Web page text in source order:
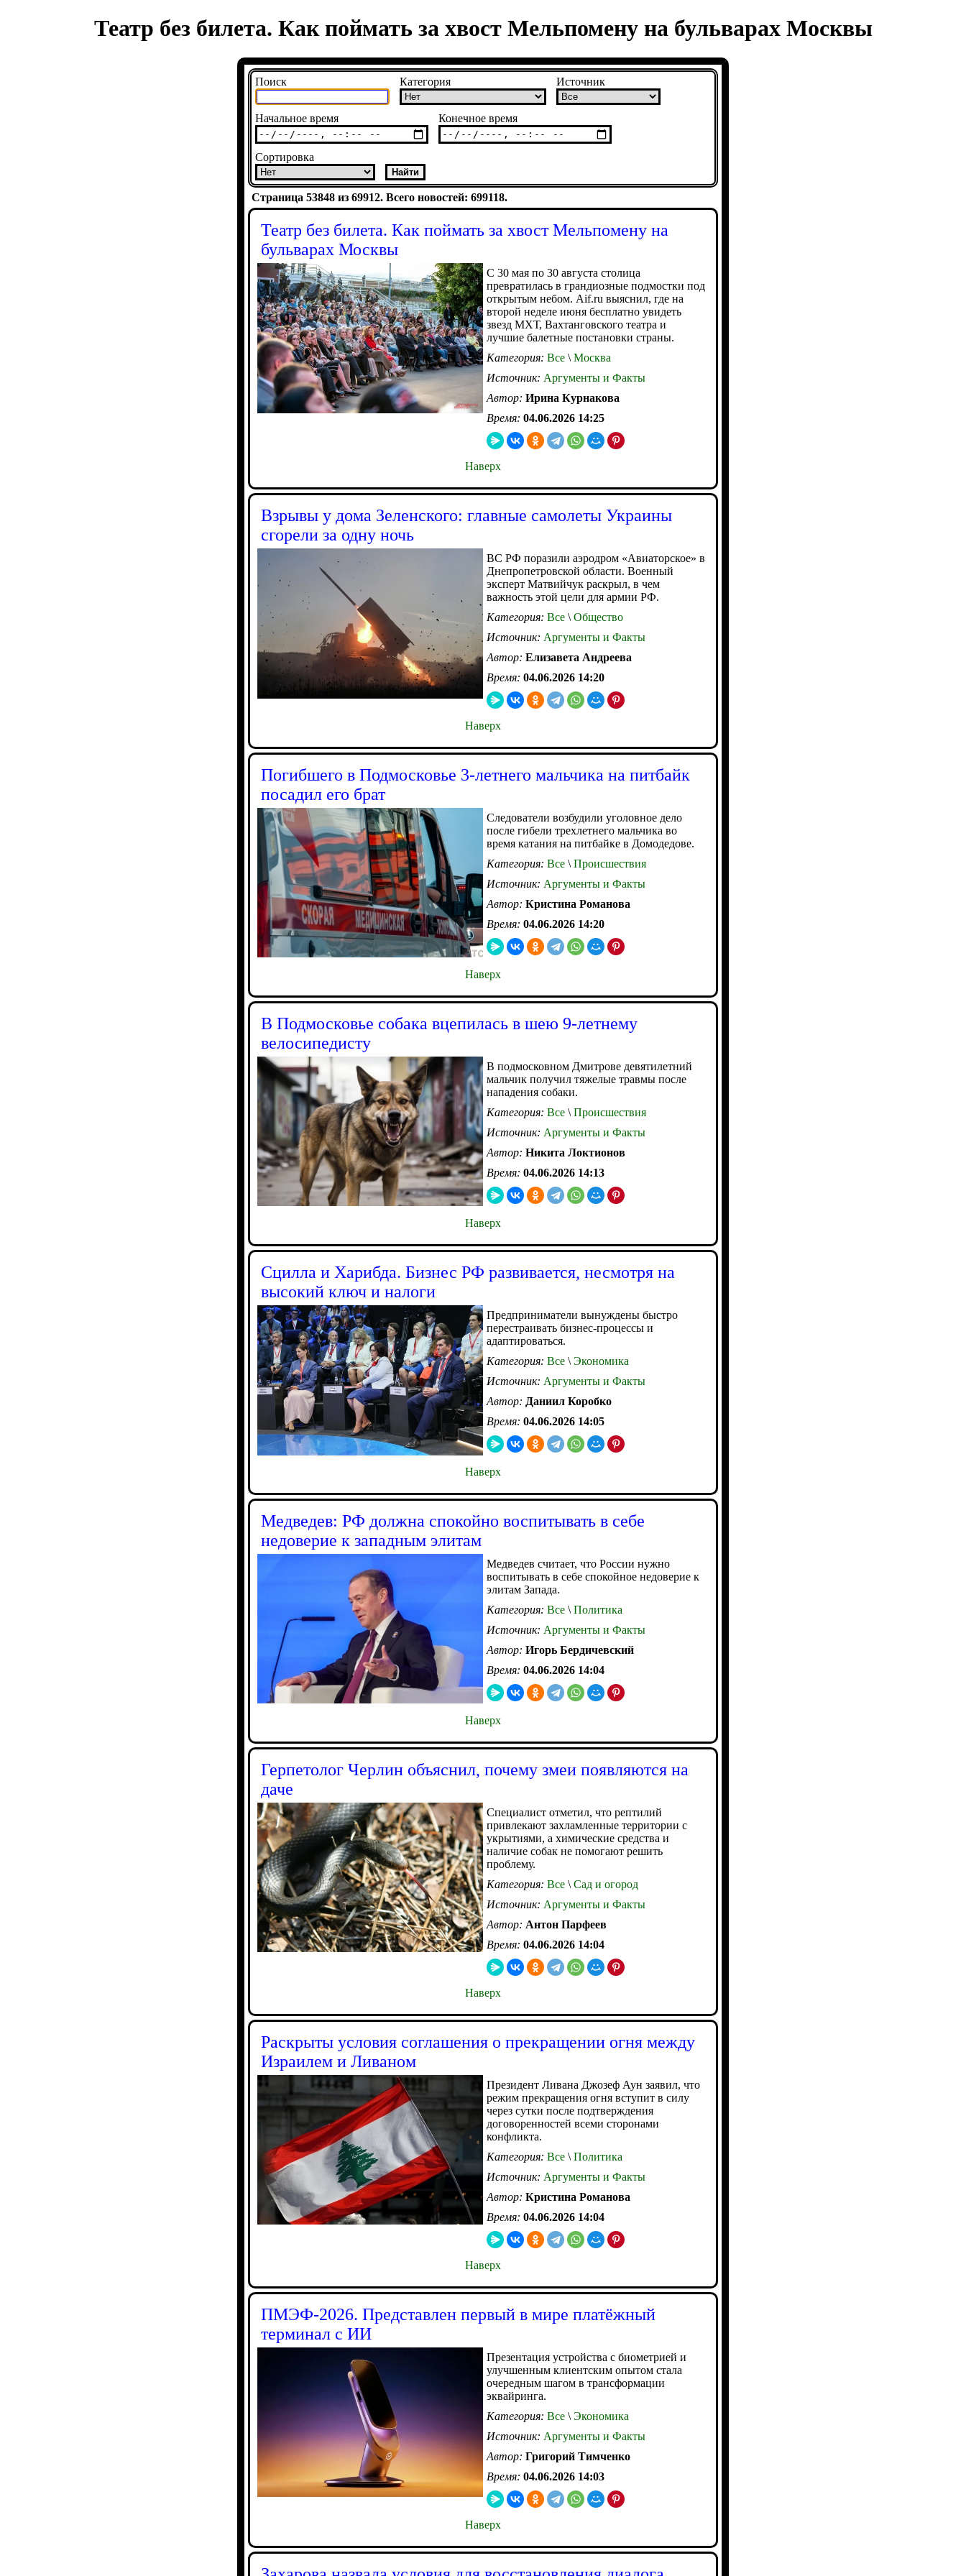
Театр без билета. Как поймать за хвост Мельпомену на бульварах Москвы
Поиск Категория Источник
Начальное время Конечное время
Сортировка
Страница 53848 из 69912. Всего новостей: 699118.
Театр без билета. Как поймать за хвост Мельпомену на
бульварах Москвы
С 30 мая по 30 августа столица
превратилась в грандиозные подмостки под
открытым небом. Aif.ru выяснил, где на
второй неделе июня бесплатно увидеть
звезд МХТ, Вахтанговского театра и
лучшие балетные постановки страны.
Категория: Все \ Москва
Источник: Аргументы и Факты
Автор: Ирина Курнакова
Время: 04.06.2026 14:25
Наверх
Взрывы у дома Зеленского: главные самолеты Украины
сгорели за одну ночь
ВС РФ поразили аэродром «Авиаторское» в
Днепропетровской области. Военный
эксперт Матвийчук раскрыл, в чем
важность этой цели для армии РФ.
Категория: Все \ Общество
Источник: Аргументы и Факты
Автор: Елизавета Андреева
Время: 04.06.2026 14:20
Наверх
Погибшего в Подмосковье 3-летнего мальчика на питбайк
посадил его брат
Следователи возбудили уголовное дело
после гибели трехлетнего мальчика во
время катания на питбайке в Домодедове.
Категория: Все \ Происшествия
Источник: Аргументы и Факты
Автор: Кристина Романова
Время: 04.06.2026 14:20
Наверх
В Подмосковье собака вцепилась в шею 9-летнему
велосипедисту
В подмосковном Дмитрове девятилетний
мальчик получил тяжелые травмы после
нападения собаки.
Категория: Все \ Происшествия
Источник: Аргументы и Факты
Автор: Никита Локтионов
Время: 04.06.2026 14:13
Наверх
Сцилла и Харибда. Бизнес РФ развивается, несмотря на
высокий ключ и налоги
Предприниматели вынуждены быстро
перестраивать бизнес-процессы и
адаптироваться.
Категория: Все \ Экономика
Источник: Аргументы и Факты
Автор: Даниил Коробко
Время: 04.06.2026 14:05
Наверх
Медведев: РФ должна спокойно воспитывать в себе
недоверие к западным элитам
Медведев считает, что России нужно
воспитывать в себе спокойное недоверие к
элитам Запада.
Категория: Все \ Политика
Источник: Аргументы и Факты
Автор: Игорь Бердичевский
Время: 04.06.2026 14:04
Наверх
Герпетолог Черлин объяснил, почему змеи появляются на
даче
Специалист отметил, что рептилий
привлекают захламленные территории с
укрытиями, а химические средства и
наличие собак не помогают решить
проблему.
Категория: Все \ Сад и огород
Источник: Аргументы и Факты
Автор: Антон Парфеев
Время: 04.06.2026 14:04
Наверх
Раскрыты условия соглашения о прекращении огня между
Израилем и Ливаном
Президент Ливана Джозеф Аун заявил, что
режим прекращения огня вступит в силу
через сутки после подтверждения
договоренностей всеми сторонами
конфликта.
Категория: Все \ Политика
Источник: Аргументы и Факты
Автор: Кристина Романова
Время: 04.06.2026 14:04
Наверх
ПМЭФ-2026. Представлен первый в мире платёжный
терминал с ИИ
Презентация устройства с биометрией и
улучшенным клиентским опытом стала
очередным шагом в трансформации
эквайринга.
Категория: Все \ Экономика
Источник: Аргументы и Факты
Автор: Григорий Тимченко
Время: 04.06.2026 14:03
Наверх